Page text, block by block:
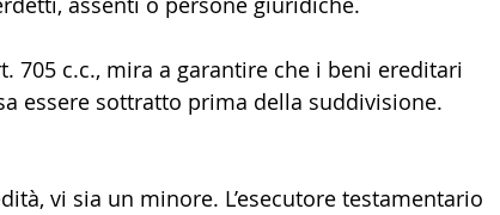
705 c.c., mira a garantire che i beni ereditari
essere sottratto prima della suddivisione.
vi sia un minore. L’esecutore testamentario